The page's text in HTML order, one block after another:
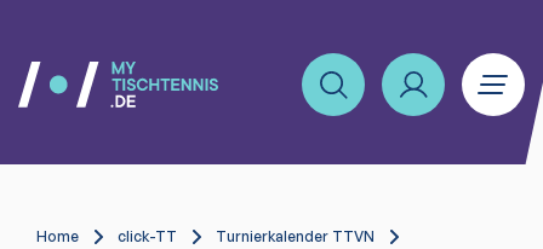
Home click-TT
Turnierkalender TTVN